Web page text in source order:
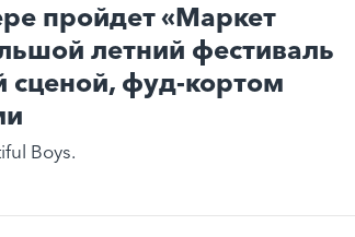
пройдет «Маркет
летний фестиваль
сценой, фуд-кортом
Boys.